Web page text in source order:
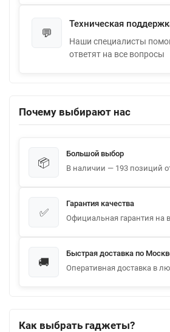
💬
Техническая
Наши специалисты
ответят на все вопросы
Почему выбирают нас
📦
Большой выбор
В наличии — 193 позиций
✅
Гарантия качества
Официальная гарантия на
🚚
Быстрая доставка по
Оперативная доставка в
Как выбрать гаджеты?